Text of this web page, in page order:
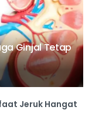
Ginjal Tetap
Jeruk Hangat